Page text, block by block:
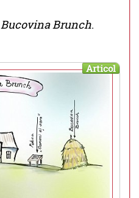
Bucovina Brunch.
Articol